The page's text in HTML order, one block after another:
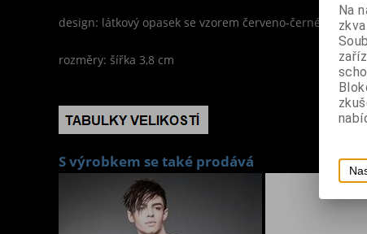
design: látkový opasek se vzorem červeno-černé
rozměry: šířka 3,8 cm
S výrobkem se také prodává
Na